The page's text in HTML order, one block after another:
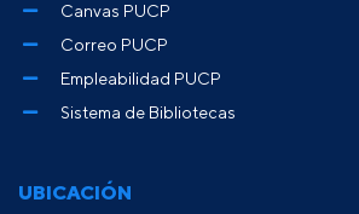
UBICACIÓN
Canvas PUCP
Correo PUCP
Empleabilidad PUCP
Sistema de Bibliotecas